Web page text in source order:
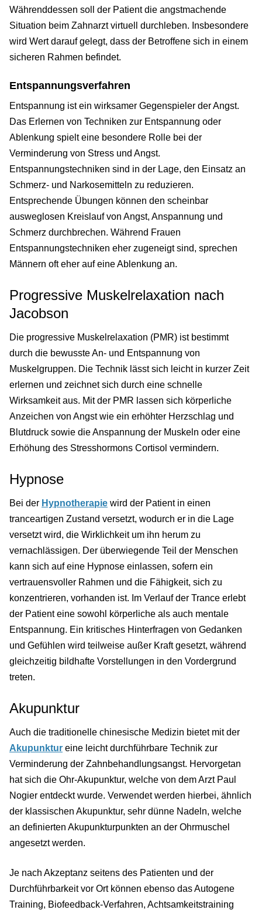
Währenddessen soll der Patient die angstmachende
Situation beim Zahnarzt virtuell durchleben. Insbesondere
wird Wert darauf gelegt, dass der Betroffene sich in einem
sicheren Rahmen befindet.
Entspannungsverfahren
Entspannung ist ein wirksamer Gegenspieler der Angst.
Das Erlernen von Techniken zur Entspannung oder
Ablenkung spielt eine besondere Rolle bei der
Verminderung von Stress und Angst.
Entspannungstechniken sind in der Lage, den Einsatz an
Schmerz- und Narkosemitteln zu reduzieren.
Entsprechende Übungen können den scheinbar
ausweglosen Kreislauf von Angst, Anspannung und
Schmerz durchbrechen. Während Frauen
Entspannungstechniken eher zugeneigt sind, sprechen
Männern oft eher auf eine Ablenkung an.
Progressive Muskelrelaxation nach
Jacobson
Die progressive Muskelrelaxation (PMR) ist bestimmt
durch die bewusste An- und Entspannung von
Muskelgruppen. Die Technik lässt sich leicht in kurzer Zeit
erlernen und zeichnet sich durch eine schnelle
Wirksamkeit aus. Mit der PMR lassen sich körperliche
Anzeichen von Angst wie ein erhöhter Herzschlag und
Blutdruck sowie die Anspannung der Muskeln oder eine
Erhöhung des Stresshormons Cortisol vermindern.
Hypnose
Bei der Hypnotherapie wird der Patient in einen
tranceartigen Zustand versetzt, wodurch er in die Lage
versetzt wird, die Wirklichkeit um ihn herum zu
vernachlässigen. Der überwiegende Teil der Menschen
kann sich auf eine Hypnose einlassen, sofern ein
vertrauensvoller Rahmen und die Fähigkeit, sich zu
konzentrieren, vorhanden ist. Im Verlauf der Trance erlebt
der Patient eine sowohl körperliche als auch mentale
Entspannung. Ein kritisches Hinterfragen von Gedanken
und Gefühlen wird teilweise außer Kraft gesetzt, während
gleichzeitig bildhafte Vorstellungen in den Vordergrund
treten.
Akupunktur
Auch die traditionelle chinesische Medizin bietet mit der
Akupunktur eine leicht durchführbare Technik zur
Verminderung der Zahnbehandlungsangst. Hervorgetan
hat sich die Ohr-Akupunktur, welche von dem Arzt Paul
Nogier entdeckt wurde. Verwendet werden hierbei, ähnlich
der klassischen Akupunktur, sehr dünne Nadeln, welche
an definierten Akupunkturpunkten an der Ohrmuschel
angesetzt werden.
Je nach Akzeptanz seitens des Patienten und der
Durchführbarkeit vor Ort können ebenso das Autogene
Training, Biofeedback-Verfahren, Achtsamkeitstraining